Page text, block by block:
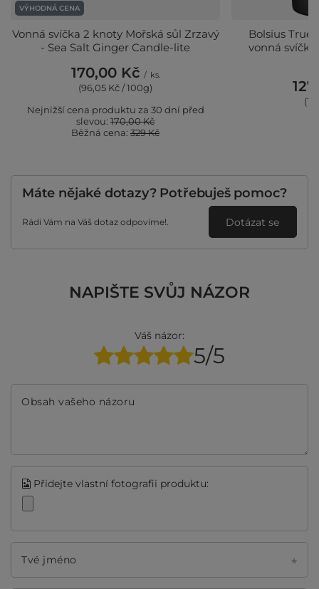
VÝHODNÁ CENA
Vonná svíčka 2 knoty Mořská sůl Zrzavý
- Sea Salt Ginger Candle-lite
170,00 Kč / ks.
(96,05 Kč / 100g)
Nejnižší cena produktu za 30 dní před
slevou: 170,00 Kč
Běžná cena: 329 Kč
Bolsius True
vonná
Máte nějaké dotazy? Potřebuješ pomoc?
Rádi Vám na Váš dotaz odpovíme!. Dotázat se
NAPIŠTE SVŮJ NÁZOR
Váš názor:
5/5
Obsah vašeho názoru
Přidejte vlastní fotografii produktu:
Tvé jméno